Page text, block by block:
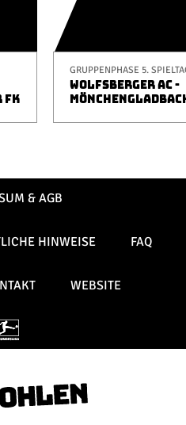
FK
GRUPPENPHASE 5.
WOLFSBERGER AC -
& AGB
HINWEISE FAQ
WEBSITE